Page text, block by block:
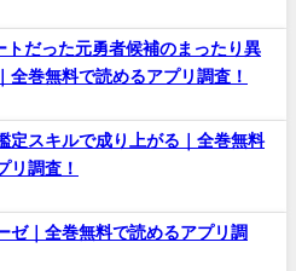
トだった元勇者候補のまったり異
全巻無料で読めるアプリ調査！
定スキルで成り上がる｜全巻無料
リ調査！
ゼ｜全巻無料で読めるアプリ調